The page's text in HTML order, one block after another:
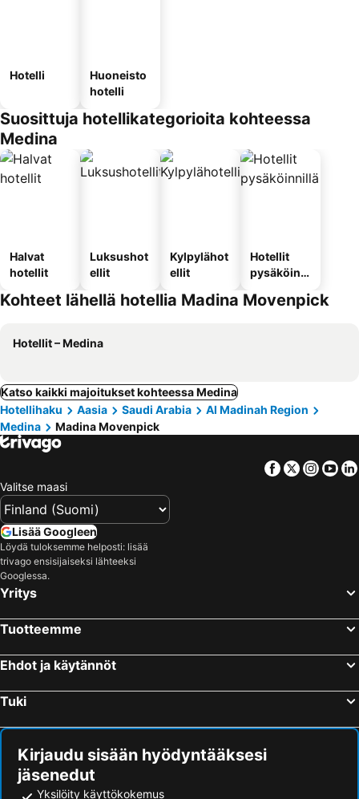
Hotelli
Huoneisto
hotelli
Suosittuja hotellikategorioita kohteessa
Medina
Halvat
hotellit
Luksushot
ellit
Kylpylähot
ellit
Hotellit
pysäköinni
Kohteet lähellä hotellia Madina Movenpick
Hotellit – Medina
Katso kaikki majoitukset kohteessa Medina
Hotellihaku
Aasia Saudi Arabia
Al Madinah Region
Medina
Madina Movenpick
Facebook
Twitter
Valitse maasi
Lisää Googleen
Löydä tuloksemme helposti: lisää
trivago ensisijaiseksi lähteeksi
Googlessa.
Yritys
Tuotteemme
Ehdot ja käytännöt
Tuki
Kirjaudu sisään hyödyntääksesi
jäsenedut
Yksilöity käyttökokemus